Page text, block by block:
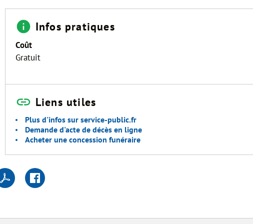
Infos pratiques
Coût
Gratuit
Liens utiles
Plus d'infos sur service-public.fr
Demande d'acte de décès en ligne
Acheter une concession funéraire